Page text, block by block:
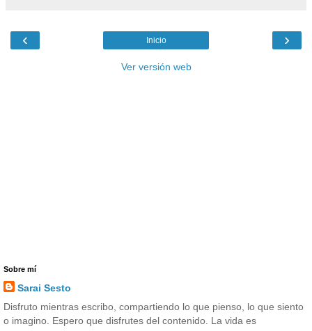
‹ ›
Inicio
Ver versión web
Sobre mí
Sarai Sesto
Disfruto mientras escribo, compartiendo lo que pienso, lo que siento
o imagino. Espero que disfrutes del contenido. La vida es